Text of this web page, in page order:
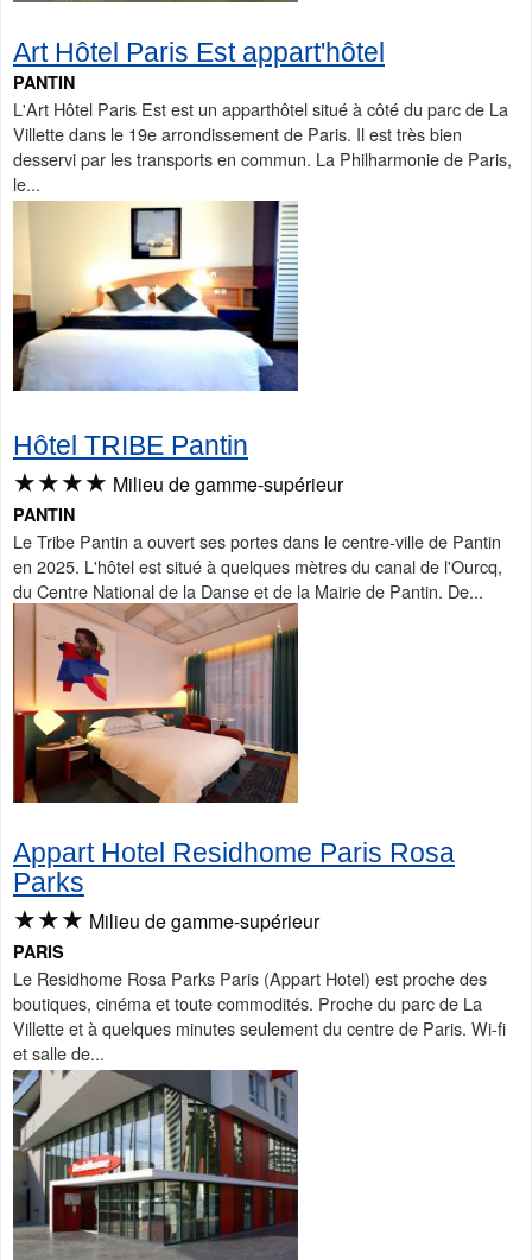
Art Hôtel Paris Est appart'hôtel
PANTIN
L'Art Hôtel Paris Est est un apparthôtel situé à côté du parc de La
Villette dans le 19e arrondissement de Paris. Il est très bien
desservi par les transports en commun. La Philharmonie de Paris,
le...
Hôtel TRIBE Pantin
★★★★ Milieu de gamme-supérieur
PANTIN
Le Tribe Pantin a ouvert ses portes dans le centre-ville de Pantin
en 2025. L'hôtel est situé à quelques mètres du canal de l'Ourcq,
du Centre National de la Danse et de la Mairie de Pantin. De...
Appart Hotel Residhome Paris Rosa
Parks
★★★ Milieu de gamme-supérieur
PARIS
Le Residhome Rosa Parks Paris (Appart Hotel) est proche des
boutiques, cinéma et toute commodités. Proche du parc de La
Villette et à quelques minutes seulement du centre de Paris. Wi-fi
et salle de...